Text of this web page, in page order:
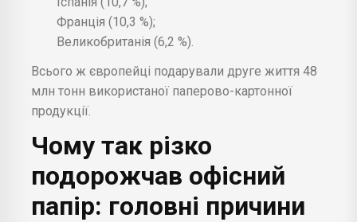
Франція (10,3 %);
Великобританія (6,2 %).
Всього ж європейці подарували друге життя 48
млн тонн використаної паперово-картонної
продукції.
Чому так різко
подорожчав офісний
папір: головні причини